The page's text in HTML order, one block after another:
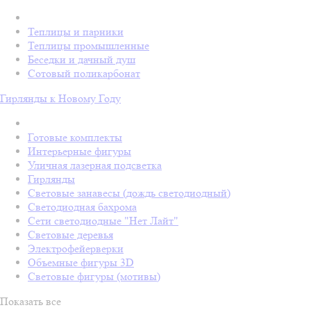
Теплицы и парники
Теплицы промышленные
Беседки и дачный душ
Сотовый поликарбонат
Гирлянды к Новому Году
Готовые комплекты
Интерьерные фигуры
Уличная лазерная подсветка
Гирлянды
Световые занавесы (дождь светодиодный)
Светодиодная бахрома
Сети светодиодные "Нет Лайт"
Световые деревья
Электрофейерверки
Объемные фигуры 3D
Световые фигуры (мотивы)
Показать все